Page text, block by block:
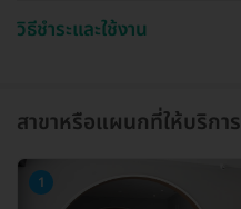
วิธีชำระและใช้งาน
สาขาหรือแผนกที่ให้บริการ
1